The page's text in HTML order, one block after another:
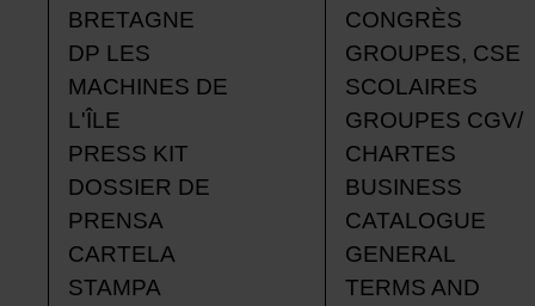
BRETAGNE
DP LES
MACHINES DE
L'ÎLE
PRESS KIT
DOSSIER DE
PRENSA
CARTELA
STAMPA
CONGRÈS
GROUPES, CSE
SCOLAIRES
GROUPES CGV/
CHARTES
BUSINESS
CATALOGUE
GENERAL
TERMS AND